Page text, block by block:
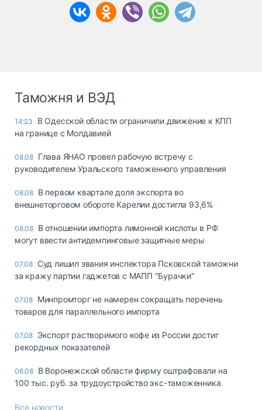
Таможня и ВЭД
14:23
В Одесской области ограничили движение к КПП
на границе с Молдавией
08.08 Глава ЯНАО провел рабочую встречу с
руководителем Уральского таможенного управления
08.08 В первом квартале доля экспорта во
внешнеторговом обороте Карелии достигла 93,6%
08.08 В отношении импорта лимонной кислоты в РФ
могут ввести антидемпинговые защитные меры
07.08 Суд лишил звания инспектора Псковской таможни
за кражу партии гаджетов с МАПП "Бурачки"
07.08 Минпромторг не намерен сокращать перечень
товаров для параллельного импорта
07.08 Экспорт растворимого кофе из России достиг
рекордных показателей
06.08 В Воронежской области фирму оштрафовали на
100 тыс. руб. за трудоустройство экс-таможенника
Все новости